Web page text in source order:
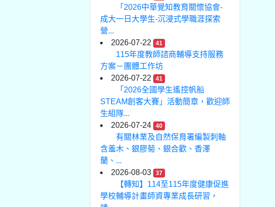
「2026中華覺知教育關懷協會-
成大一日大學生-沉浸式學職涯探索
營...
2026-07-22
41
115年度教師諮商輔導支持服務
方案－團體工作坊
2026-07-22
41
「2026全國學生遙控帆船
STEAM創客大賽」活動簡章，歡迎師
生組隊...
2026-07-24
40
有關林業及自然保育署編製刺軸
含羞木、銀膠菊、銀合歡、香澤
蘭、...
2026-08-03
37
【轉知】114至115年度健康促進
學校輔導計畫師資專業成長研習，